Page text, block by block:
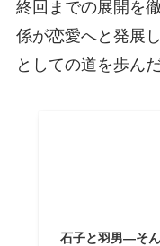
終回までの展開を
係が恋愛へと発展
としての道を歩ん
石子と羽男―そ